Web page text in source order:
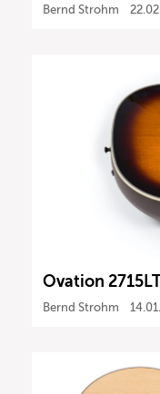
Bernd Strohm
Ovation
Bernd Strohm